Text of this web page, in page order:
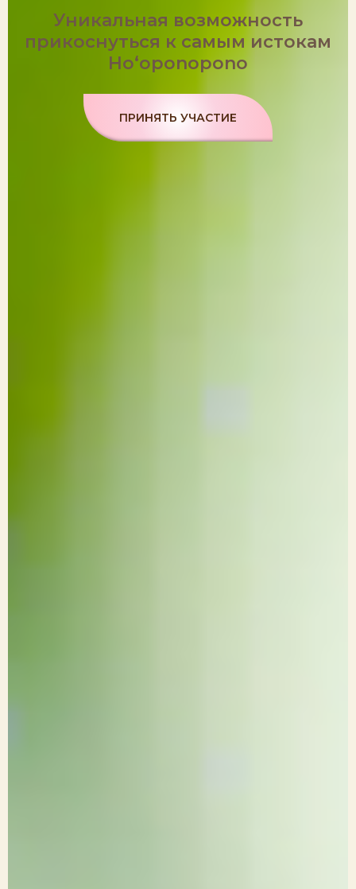
Уникальная возможность
прикоснуться к самым истокам
Ho‘oponopono
ПРИНЯТЬ УЧАСТИЕ